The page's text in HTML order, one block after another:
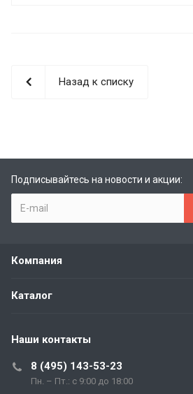
Назад к списку
Подписывайтесь на новости и акции:
Компания
Каталог
Наши контакты
8 (495) 143-53-23
Пн. – Пт.: с 9:00 до 18:00